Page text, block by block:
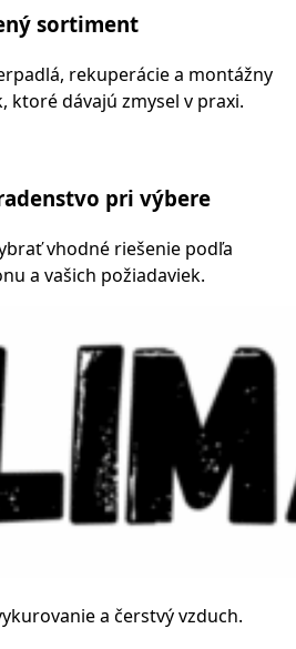
sortiment
rekuperácie a montážny
ktoré dávajú zmysel v praxi.
pri výbere
vhodné riešenie podľa
a vašich požiadaviek.
a čerstvý vzduch.